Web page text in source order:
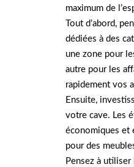
maximum de
Tout d’abord,
dédiées à des
une zone pour
autre pour les
rapidement vos
Ensuite,
votre cave. Les
économiques et
pour des
Pensez à